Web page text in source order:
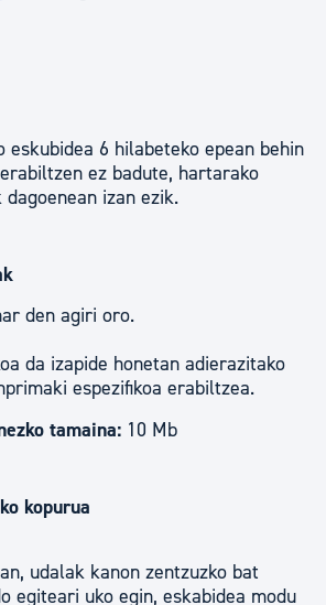
eskubidea 6 hilabeteko epean behin
ez badute, hartarako
izan ezik.
den agiri oro.
da izapide honetan adierazitako
espezifikoa erabiltzea.
tamaina: 10 Mb
kopurua
udalak kanon zentzuzko bat
egiteari uko egin, eskabidea modu